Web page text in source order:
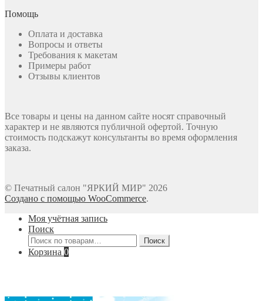
Помощь
Оплата и доставка
Вопросы и ответы
Требования к макетам
Примеры работ
Отзывы клиентов
Все товары и цены на данном сайте носят справочный
характер и не являются публичной офертой. Точную
стоимость подскажут консультанты во время оформления
заказа.
© Печатный салон "ЯРКИЙ МИР" 2026
Создано с помощью WooCommerce.
Моя учётная запись
Поиск
Искать:
Поиск
Корзина 0